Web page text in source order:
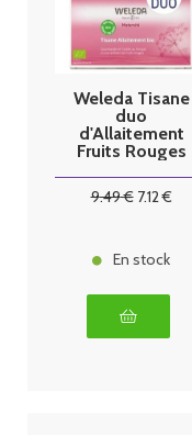
Weleda Tisane
duo
d'Allaitement
Fruits Rouges
9.49€ 7.12€
En stock